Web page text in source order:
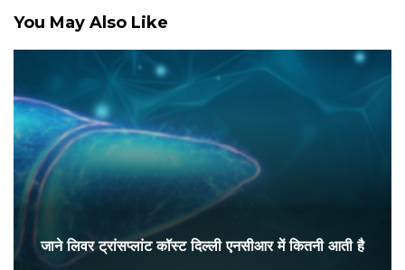
You May Also Like
जाने लिवर ट्रांसप्लांट कॉस्ट दिल्ली एनसीआर में कितनी आती है